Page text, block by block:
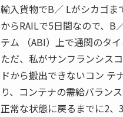
輸入貨物でB／ Lがシカゴ
からRAILで5日間なので、B
テム （ABI）上で通関のタ
ただ、私がサンフランシス
ドから搬出できないコン テ
り、コンテナの需給バラン
正常な状態に戻るまでに2、